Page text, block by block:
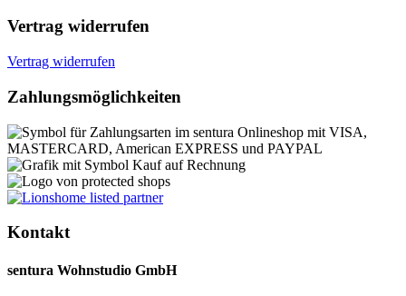
Vertrag widerrufen
Vertrag widerrufen
Zahlungsmöglichkeiten
Kontakt
sentura Wohnstudio GmbH